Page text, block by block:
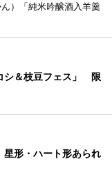
）「純米吟醸酒入羊羹
シ＆枝豆フェス」 限
形・ハート形あられ